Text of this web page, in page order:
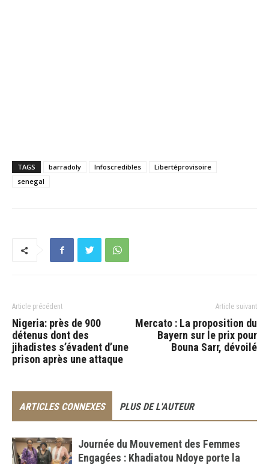
TAGS barradoly Infoscredibles
Libertéprovisoire
senegal
Article précédent
Nigeria: près de 900
détenus dont des
jihadistes s’évadent d’une
prison après une attaque
Article suivant
Mercato : La proposition du
Bayern sur le prix pour
Bouna Sarr, dévoilé
ARTICLES CONNEXES PLUS DE L'AUTEUR
Journée du Mouvement des Femmes
Engagées : Khadiatou Ndoye porte la